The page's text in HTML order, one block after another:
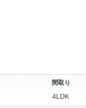
間取り
4LDK